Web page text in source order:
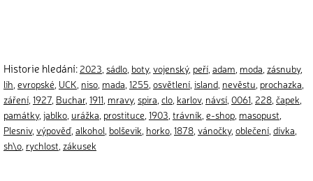
Historie hledání: 2023 sádlo boty, vojenský, peří adam moda zásnuby,
líh evropské UCK niso mada 1255 osvětlení island nevěstu prochazka
záření 1927 Buchar, 1911 mravy, spira clo karlov, návsí 0061 228 čapek
památky, jablko urážka prostituce 1903 trávník e-shop masopust
Plesniv, výpověď, alkohol bolševik horko 1878 vánočky, oblečení dívka
sh\o rychlost zákusek